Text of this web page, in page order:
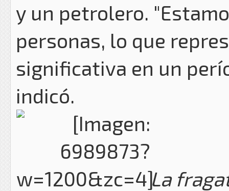
y un petrolero.
personas, lo que
significativa en un
indicó.
La